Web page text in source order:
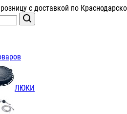
с доставкой по
ЛЮКИ